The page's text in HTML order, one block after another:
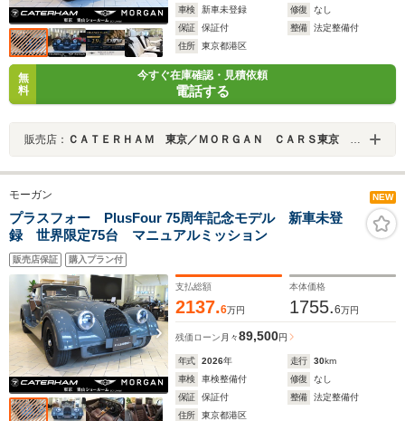
車検
新車未登録 修復
なし
保証
保証付 整備
法定整備付
住所
東京都港区
無
料
今すぐ在庫確認・見積依頼
電話する
販売店： ＣＡＴＥＲＨＡＭ 東京／ＭＯＲＧＡＮ ＣＡＲＳ東京 青山ショールーム
モーガン NEW
プラスフォー PlusFour 75周年記念モデル 新車未登
録 世界限定75台 マニュアルミッション
販売店保証 購入プラン付
支払総額
2137.6万円
本体価格
1755.6万円
残価ローン 月々89,500円
年式 2026年 走行 30km
車検
車検整備付 修復
なし
保証
保証付 整備
法定整備付
住所
東京都港区